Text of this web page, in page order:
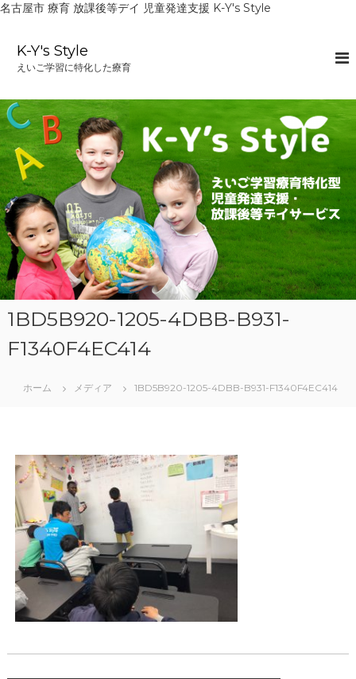
名古屋市 療育 放課後等デイ 児童発達支援 K-Y's Style
へ
ス
キ
ッ
プ
K-Y's Style
えいご学習に特化した療育
1BD5B920-1205-4DBB-B931-
F1340F4EC414
ホーム メディア 1BD5B920-1205-4DBB-B931-F1340F4EC414